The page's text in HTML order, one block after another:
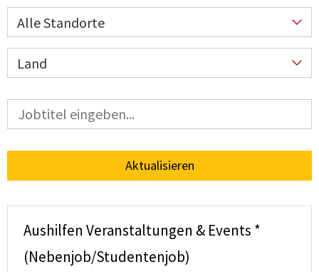
Alle Standorte
Land
Aktualisieren
Aushilfen Veranstaltungen & Events *
(Nebenjob/Studentenjob)